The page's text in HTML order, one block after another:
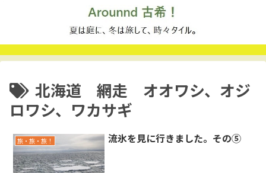
北海道 網走 オオワシ、オジ
ロワシ、ワカサギ
旅・旅・旅！ 流氷を見に行きました。その⑤